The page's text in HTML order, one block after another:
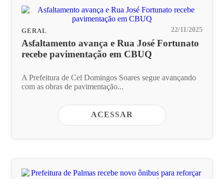
GERAL 22/11/2025
Asfaltamento avança e Rua José Fortunato
recebe pavimentação em CBUQ
A Prefeitura de Cel Domingos Soares segue avançando
com as obras de pavimentação...
ACESSAR